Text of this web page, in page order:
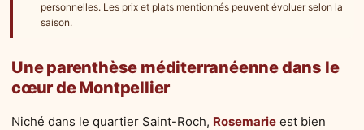
personnelles. Les prix et plats mentionnés peuvent évoluer selon la
saison.
Une parenthèse méditerranéenne dans le
cœur de Montpellier
Niché dans le quartier Saint-Roch, Rosemarie est bien